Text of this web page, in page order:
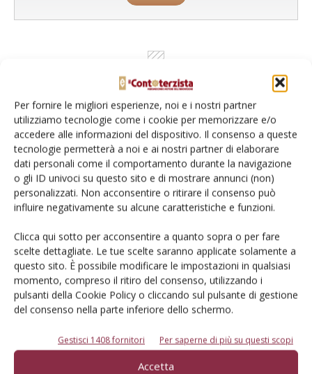
Per fornire le migliori esperienze, noi e i nostri partner
utilizziamo tecnologie come i cookie per memorizzare e/o
accedere alle informazioni del dispositivo. Il consenso a queste
tecnologie permetterà a noi e ai nostri partner di elaborare
dati personali come il comportamento durante la navigazione
o gli ID univoci su questo sito e di mostrare annunci (non)
personalizzati. Non acconsentire o ritirare il consenso può
influire negativamente su alcune caratteristiche e funzioni.
Clicca qui sotto per acconsentire a quanto sopra o per fare
scelte dettagliate. Le tue scelte saranno applicate solamente a
questo sito. È possibile modificare le impostazioni in qualsiasi
momento, compreso il ritiro del consenso, utilizzando i
pulsanti della Cookie Policy o cliccando sul pulsante di gestione
del consenso nella parte inferiore dello schermo.
Gestisci 1408 fornitori Per saperne di più su questi scopi
Accetta
Rimani aggiornato sul mondo
dell’agricoltura
Iscriviti alle nostre newsletter